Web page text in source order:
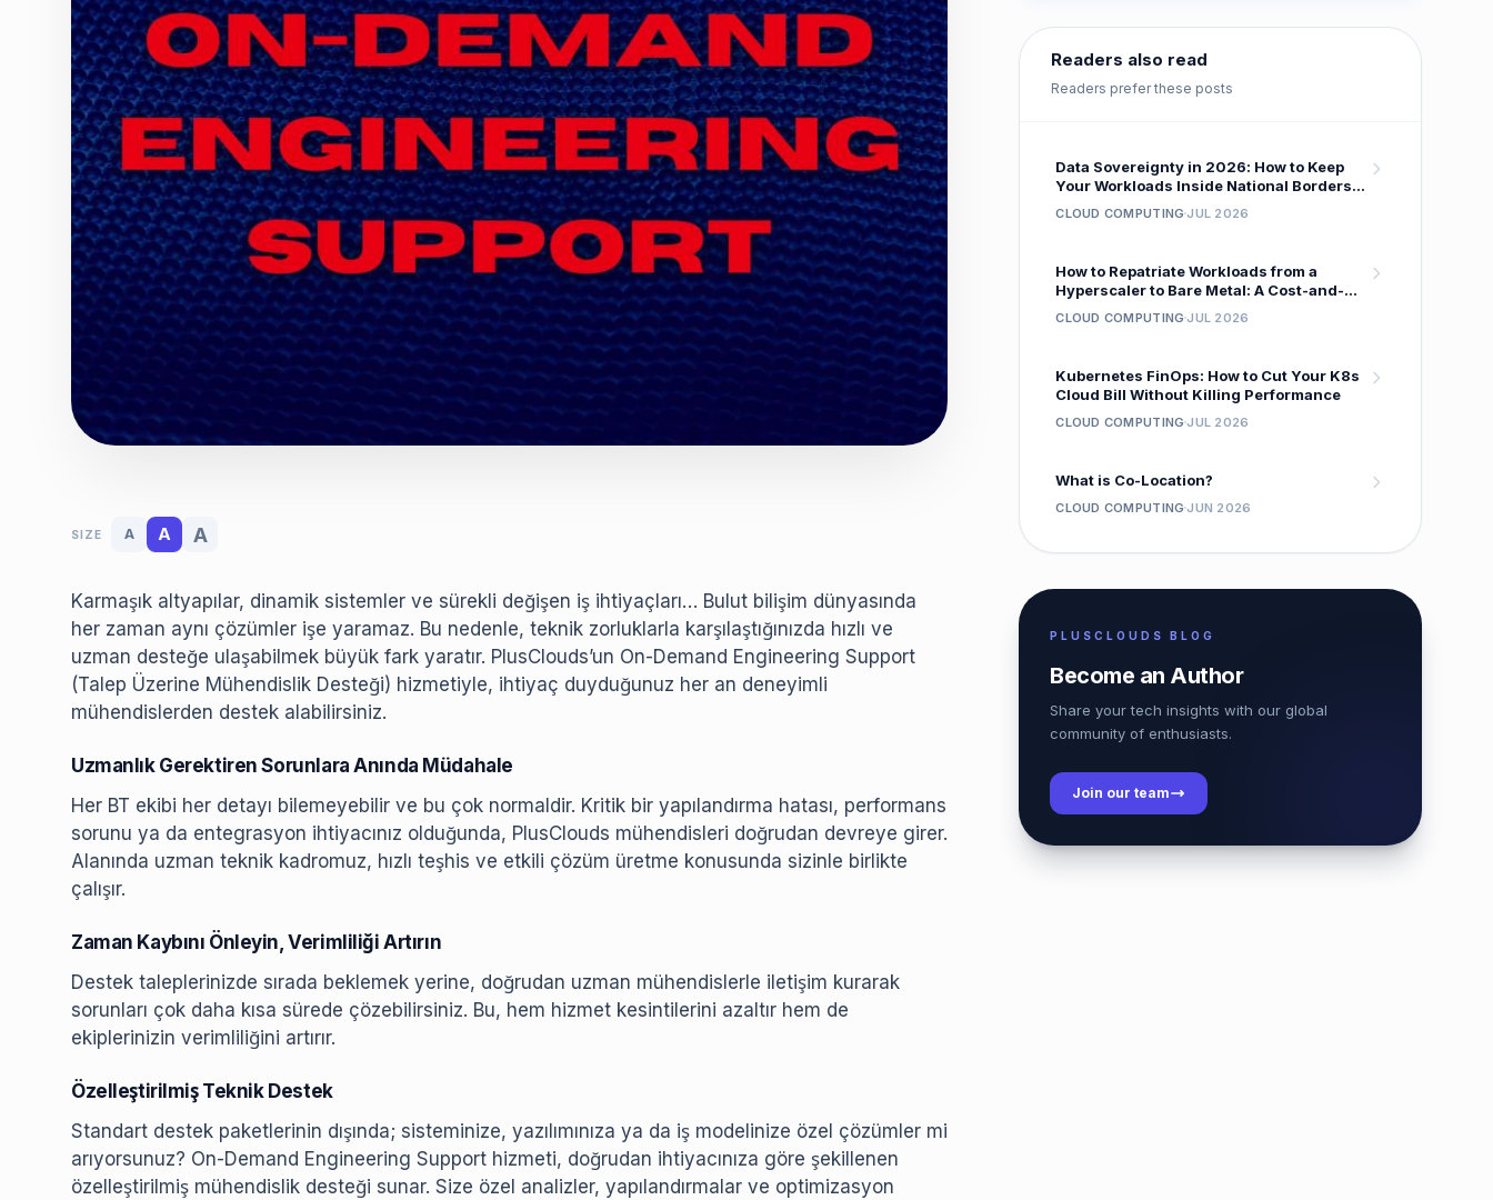
SIZE A A A
Karmaşık altyapılar, dinamik sistemler ve sürekli değişen iş ihtiyaçları… Bulut bilişim dünyasında
her zaman aynı çözümler işe yaramaz. Bu nedenle, teknik zorluklarla karşılaştığınızda hızlı ve
uzman desteğe ulaşabilmek büyük fark yaratır. PlusClouds’un On-Demand Engineering Support
(Talep Üzerine Mühendislik Desteği) hizmetiyle, ihtiyaç duyduğunuz her an deneyimli
mühendislerden destek alabilirsiniz.
Uzmanlık Gerektiren Sorunlara Anında Müdahale
Her BT ekibi her detayı bilemeyebilir ve bu çok normaldir. Kritik bir yapılandırma hatası, performans
sorunu ya da entegrasyon ihtiyacınız olduğunda, PlusClouds mühendisleri doğrudan devreye girer.
Alanında uzman teknik kadromuz, hızlı teşhis ve etkili çözüm üretme konusunda sizinle birlikte
çalışır.
Zaman Kaybını Önleyin, Verimliliği Artırın
Destek taleplerinizde sırada beklemek yerine, doğrudan uzman mühendislerle iletişim kurarak
sorunları çok daha kısa sürede çözebilirsiniz. Bu, hem hizmet kesintilerini azaltır hem de
ekiplerinizin verimliliğini artırır.
Özelleştirilmiş Teknik Destek
Standart destek paketlerinin dışında; sisteminize, yazılımınıza ya da iş modelinize özel çözümler mi
arıyorsunuz? On-Demand Engineering Support hizmeti, doğrudan ihtiyacınıza göre şekillenen
özelleştirilmiş mühendislik desteği sunar. Size özel analizler, yapılandırmalar ve optimizasyon
Readers also read
Readers prefer these posts
Data Sovereignty in 2026: How to Keep
Your Workloads Inside National Borders
CLOUD COMPUTINGJUL 2026
How to Repatriate Workloads from a
Hyperscaler to Bare Metal: A Cost-and-
CLOUD COMPUTINGJUL 2026
Kubernetes FinOps: How to Cut Your K8s
Cloud Bill Without Killing Performance
CLOUD COMPUTINGJUL 2026
What is Co-Location?
CLOUD COMPUTINGJUN 2026
PLUSCLOUDS BLOG
Become an Author
Share your tech insights with our global
community of enthusiasts.
Join our team